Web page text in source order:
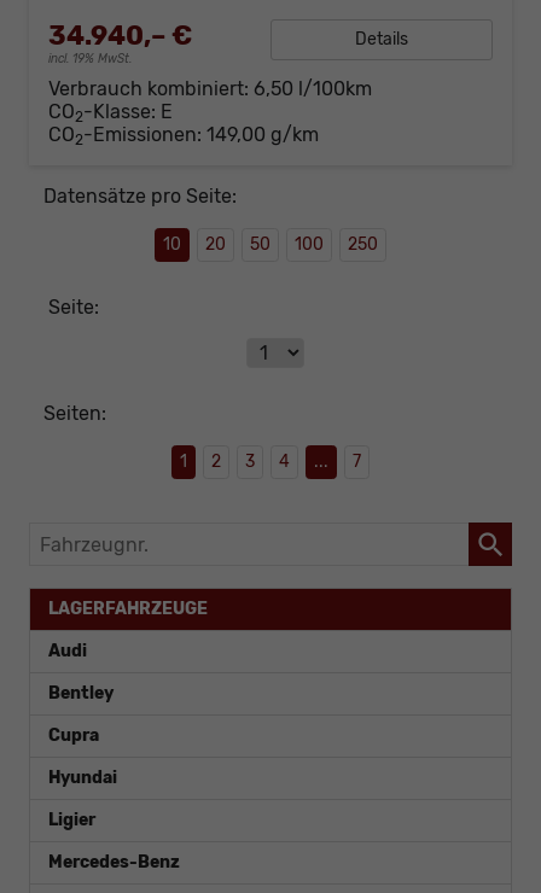
34.940,– €
incl. 19% MwSt.
Details
Verbrauch kombiniert: 6,50 l/100km
CO2-Klasse: E
CO2-Emissionen: 149,00 g/km
Datensätze pro Seite:
10 20 50 100 250
Seite:
Seiten:
1 2 3 4 ... 7
Fahrzeugnr.
LAGERFAHRZEUGE
Audi
Bentley
Cupra
Hyundai
Ligier
Mercedes-Benz